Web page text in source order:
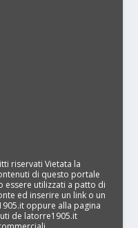
riservati Vietata la
di questo portale
essere utilizzati a patto di
ed inserire un link o un
oppure alla pagina
de latorre1905.it